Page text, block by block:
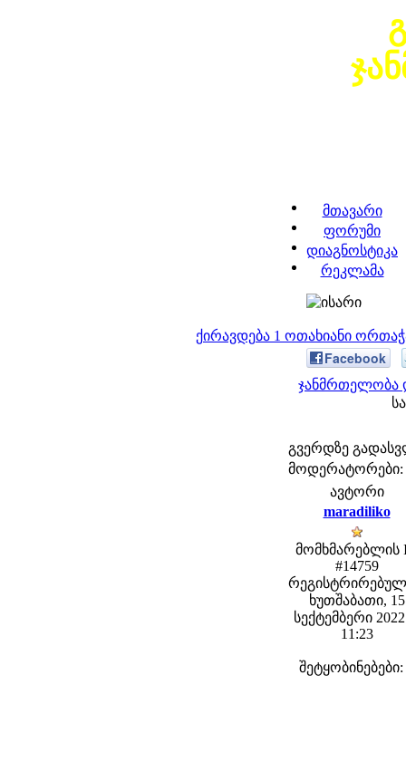
მთავარი
ფორუმი
დიაგნოსტიკა
რეკლამა
ქირავდება 1 ოთახიანი
Facebook
ჯანმრთელობა
გვერდზე
მოდერატორები:
ავტორი
maradiliko
მომხმარებლის
#14759
ხუთშაბათი, 15
სექტემბერი
11:23
შეტყობინებები: